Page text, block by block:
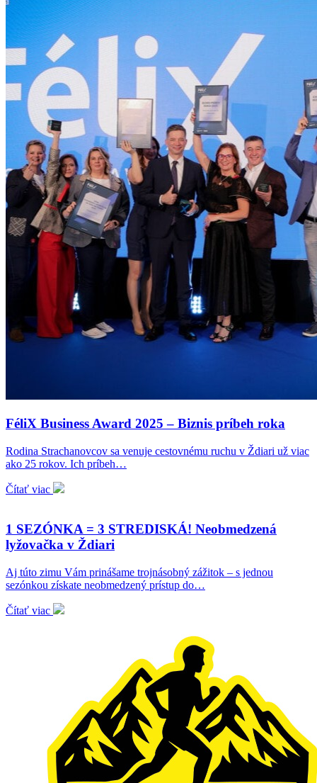
FéliX Business Award 2025 – Biznis príbeh roka
Rodina Strachanovcov sa venuje cestovnému ruchu v Ždiari už viac
ako 25 rokov. Ich príbeh…
Čítať viac
1 SEZÓNKA = 3 STREDISKÁ! Neobmedzená
lyžovačka v Ždiari
Aj túto zimu Vám prinášame trojnásobný zážitok – s jednou
sezónkou získate neobmedzený prístup do…
Čítať viac